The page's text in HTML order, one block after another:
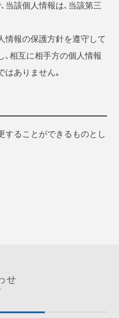
当該個人情報は､当該第三
情報の保護方針を遵守して
､相互に相手方の個人情報
はありません｡
することができるものとし
せ